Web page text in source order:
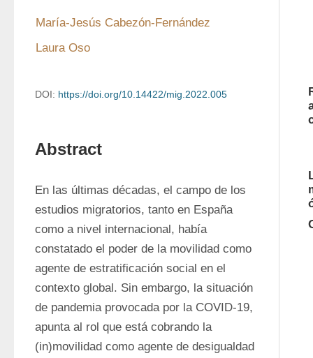
María-Jesús Cabezón-Fernández
Laura Oso
DOI: https://doi.org/10.14422/mig.2022.005
Abstract
En las últimas décadas, el campo de los
estudios migratorios, tanto en España
como a nivel internacional, había
constatado el poder de la movilidad como
agente de estratificación social en el
contexto global. Sin embargo, la situación
de pandemia provocada por la COVID-19,
apunta al rol que está cobrando la
(in)movilidad como agente de desigualdad